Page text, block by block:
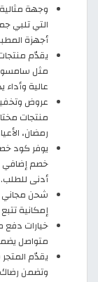
وجهة
التي تلبي
أجهزة
مثل
عالية
منتجات
رمضان،
يوفر كود
أدنى للطلب.
إمكانية
خيارات
متواصل
يقدّم
وتضمن رضاك